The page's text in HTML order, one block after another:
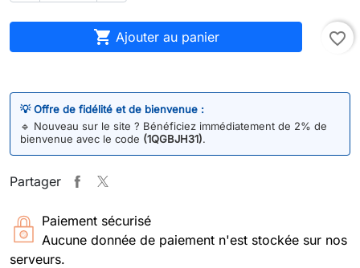
 Ajouter au panier favorite_border
💡 Offre de fidélité et de bienvenue :
🔹 Nouveau sur le site ? Bénéficiez immédiatement de 2% de
bienvenue avec le code (1QGBJH31).
Partager
Paiement sécurisé
Aucune donnée de paiement n'est stockée sur nos
serveurs.